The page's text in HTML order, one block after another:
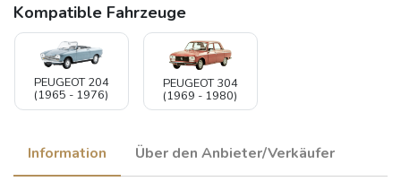
Kompatible Fahrzeuge
PEUGEOT 204
(1965 - 1976)
PEUGEOT 304
(1969 - 1980)
Information Über den Anbieter/Verkäufer